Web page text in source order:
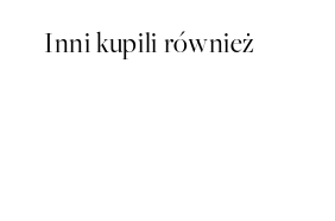
Inni kupili również